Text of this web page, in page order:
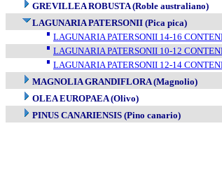
GREVILLEA ROBUSTA (Roble australiano)
LAGUNARIA PATERSONII (Pica pica)
LAGUNARIA PATERSONII 14-16
LAGUNARIA PATERSONII 10-12
LAGUNARIA PATERSONII 12-14
MAGNOLIA GRANDIFLORA (Magnolio)
OLEA EUROPAEA (Olivo)
PINUS CANARIENSIS (Pino canario)